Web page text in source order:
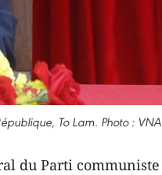
To Lam. Photo : VNA
du Parti communiste